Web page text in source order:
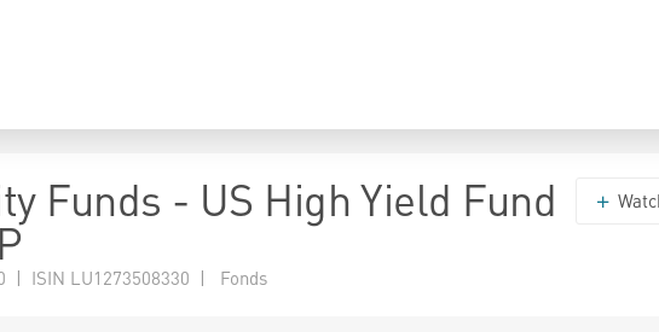
Funds - US High Yield Fund
| ISIN LU1273508330 | Fonds